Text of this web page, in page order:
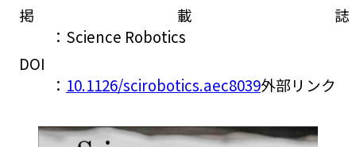
掲載誌
：Science Robotics
DOI
： 10.1126/scirobotics.aec8039外部リンク